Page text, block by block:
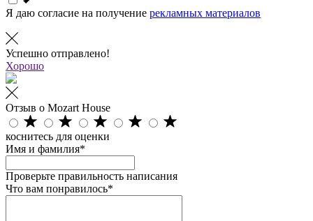
Я даю согласие на получение рекламных материалов
Успешно отправлено!
Хорошо
Отзыв о Mozart House
коснитесь для оценки
Имя и фамилия*
Проверьте правильность написания
Что вам понравилось*